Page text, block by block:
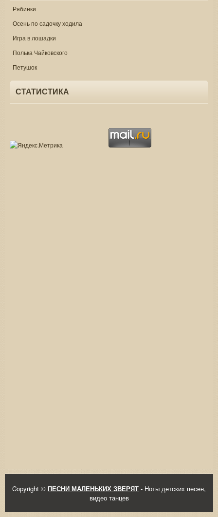
Рябинки
Осень по садочку ходила
Игра в лошадки
Полька Чайковского
Петушок
СТАТИСТИКА
Copyright © ПЕСНИ МАЛЕНЬКИХ ЗВЕРЯТ - Ноты детских песен,
видео танцев